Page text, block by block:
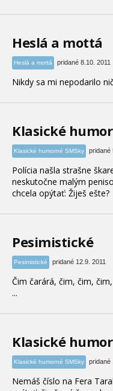
Heslá a mottá
Heslá a mottá pridané 8.10. 2011
Nikdy sa mi nepodarilo
Klasické
Klasické humorné SMSky pridané
Polícia našla strašne
neskutočne malým
chcela opýtať: Žiješ ešte?
Pesimistické
Pesimistické pridané 12.9. 2011
Čim čarárá, čim, čim,
...
Klasické
Klasické humorné SMSky pridané
Nemáš číslo na Fera